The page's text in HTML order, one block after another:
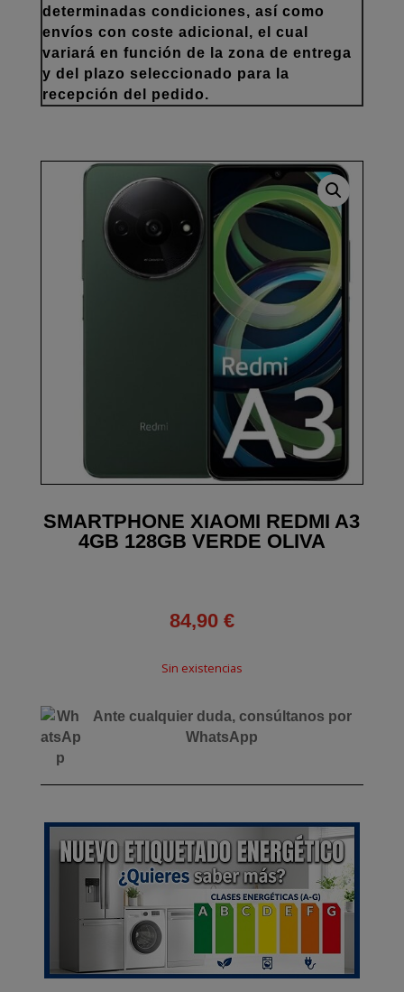
determinadas condiciones, así como
envíos con coste adicional, el cual
variará en función de la zona de entrega
y del plazo seleccionado para la
recepción del pedido.
SMARTPHONE XIAOMI REDMI A3
4GB 128GB VERDE OLIVA
84,90 €
Sin existencias
Ante cualquier duda, consúltanos por
WhatsApp